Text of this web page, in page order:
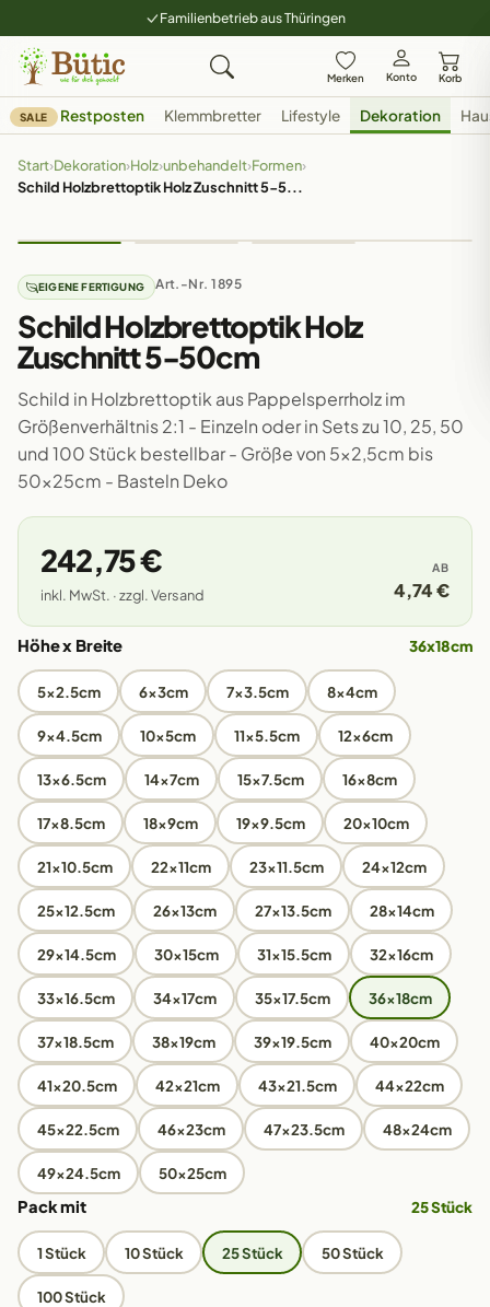
Familienbetrieb aus Thüringen
Merken Konto Korb
SALE Restposten Klemmbretter Lifestyle Dekoration
Start›Dekoration›Holz›unbehandelt›Formen›
Schild Holzbrettoptik Holz Zuschnitt 5-5...
EIGENE FERTIGUNG Art.-Nr. 1895
Schild Holzbrettoptik Holz
Zuschnitt 5-50cm
Schild in Holzbrettoptik aus Pappelsperrholz im
Größenverhältnis 2:1 - Einzeln oder in Sets zu 10, 25, 50
und 100 Stück bestellbar - Größe von 5x2,5cm bis
50x25cm - Basteln Deko
242,75 €
inkl. MwSt. · zzgl. Versand
AB
4,74 €
Höhe x Breite 36x18cm
5x2.5cm 6x3cm 7x3.5cm 8x4cm
9x4.5cm 10x5cm 11x5.5cm 12x6cm
13x6.5cm 14x7cm 15x7.5cm 16x8cm
17x8.5cm 18x9cm 19x9.5cm 20x10cm
21x10.5cm 22x11cm 23x11.5cm 24x12cm
25x12.5cm 26x13cm 27x13.5cm 28x14cm
29x14.5cm 30x15cm 31x15.5cm 32x16cm
33x16.5cm 34x17cm 35x17.5cm 36x18cm
37x18.5cm 38x19cm 39x19.5cm 40x20cm
41x20.5cm 42x21cm 43x21.5cm 44x22cm
45x22.5cm 46x23cm 47x23.5cm 48x24cm
49x24.5cm 50x25cm
Pack mit 25 Stück
1 Stück 10 Stück 25 Stück 50 Stück
100 Stück